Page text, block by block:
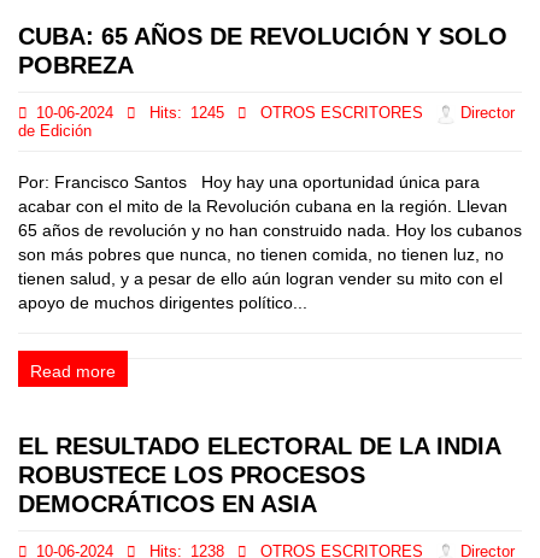
CUBA: 65 AÑOS DE REVOLUCIÓN Y SOLO
POBREZA
10-06-2024 Hits: 1245 OTROS ESCRITORES
Director
de Edición
Por: Francisco Santos Hoy hay una oportunidad única para
acabar con el mito de la Revolución cubana en la región. Llevan
65 años de revolución y no han construido nada. Hoy los cubanos
son más pobres que nunca, no tienen comida, no tienen luz, no
tienen salud, y a pesar de ello aún logran vender su mito con el
apoyo de muchos dirigentes político...
Read more
EL RESULTADO ELECTORAL DE LA INDIA
ROBUSTECE LOS PROCESOS
DEMOCRÁTICOS EN ASIA
10-06-2024 Hits: 1238 OTROS ESCRITORES
Director